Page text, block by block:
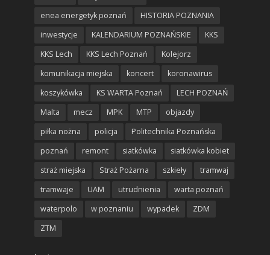
enea energetyk poznań
HISTORIA POZNANIA
inwestycje
KALENDARIUM POZNAŃSKIE
KKS
KKS Lech
KKS Lech Poznań
Kolejorz
komunikacja miejska
koncert
koronawirus
koszykówka
KS WARTA Poznań
LECH POZNAŃ
Malta
mecz MPK MTP
objazdy
piłka nożna
policja
Politechnika Poznańska
poznań
remont siatkówka
siatkówka kobiet
straż miejska
Straż Pożarna szkieły
tramwaj
tramwaje
UAM utrudnienia
warta poznań
waterpolo
w poznaniu wypadek
ZDM
ZTM